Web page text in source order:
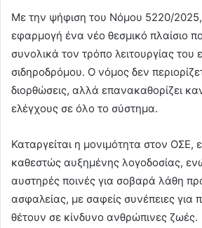
Με την ψήφιση του Νόμου 5220/
εφαρμογή ένα νέο θεσμικό πλαίσιο
συνολικά τον τρόπο λειτουργίας του
σιδηροδρόμου. Ο νόμος δεν
διορθώσεις, αλλά επανακαθορίζει
ελέγχους σε όλο το σύστημα.
Καταργείται η μονιμότητα στον ΟΣΕ,
καθεστώς αυξημένης λογοδοσίας,
αυστηρές ποινές για σοβαρά λάθη
ασφαλείας, με σαφείς συνέπειες για
θέτουν σε κίνδυνο ανθρώπινες ζωές.